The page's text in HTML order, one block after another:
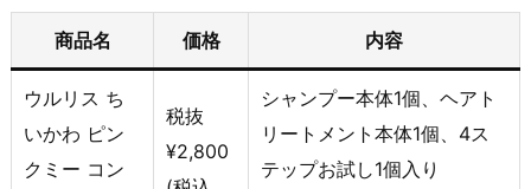
商品名 価格 内容
ウルリス ち
いかわ ピン
クミー コン
税抜
¥2,800
シャンプー本体1個、ヘアト
リートメント本体1個、4ス
テップお試し1個入り